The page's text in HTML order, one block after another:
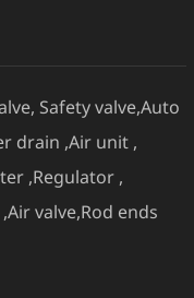
Safety valve,Auto
drain ,Air unit ,
,Regulator ,
valve,Rod ends